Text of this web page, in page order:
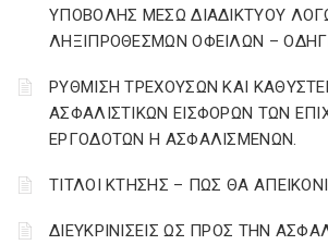
ΥΠΟΒΟΛΗΣ ΜΕΣΩ ΔΙΑΔΙΚΤΥΟΥ
ΛΗΞΙΠΡΟΘΕΣΜΩΝ ΟΦΕΙΛΩΝ –
ΡΥΘΜΙΣΗ ΤΡΕΧΟΥΣΩΝ ΚΑΙ
ΑΣΦΑΛΙΣΤΙΚΩΝ ΕΙΣΦΟΡΩΝ ΤΩΝ
ΕΡΓΟΔΟΤΩΝ Η ΑΣΦΑΛΙΣΜΕΝΩΝ.
ΤΙΤΛΟΙ ΚΤΗΣΗΣ – ΠΩΣ ΘΑ
ΔΙΕΥΚΡΙΝΙΣΕΙΣ ΩΣ ΠΡΟΣ ΤΗΝ